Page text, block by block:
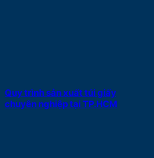
Quy trình sản xuất túi giấy
chuyên nghiệp tại TP.HCM